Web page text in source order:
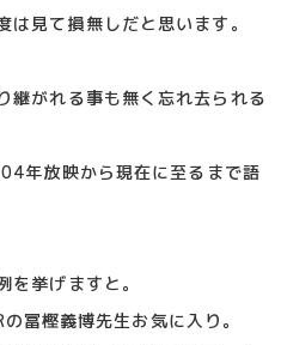
は見て損無しだと思います。
継がれる事も無く忘れ去られる
年放映から現在に至るまで語
挙げますと。
冨樫義博先生お気に入り。